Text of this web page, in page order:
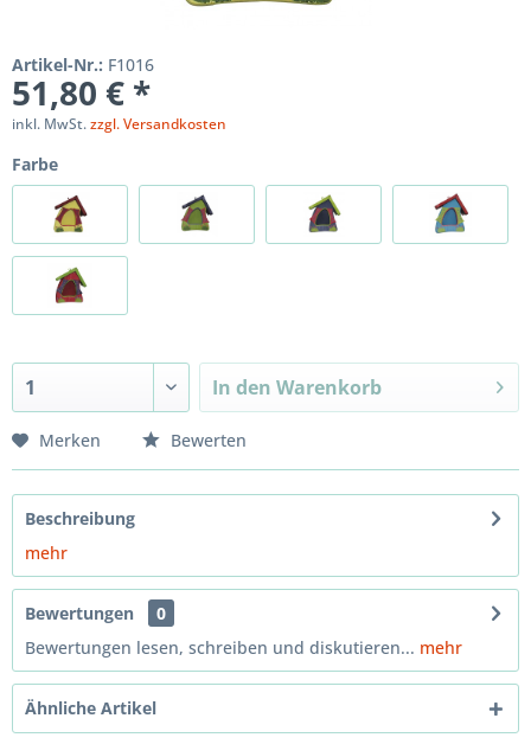
Artikel-Nr.: F1016
51,80 € *
inkl. MwSt.zzgl. Versandkosten
Farbe
In den Warenkorb
Merken Bewerten
Beschreibung
mehr
Bewertungen
0
Bewertungen lesen, schreiben und diskutieren... mehr
Ähnliche Artikel